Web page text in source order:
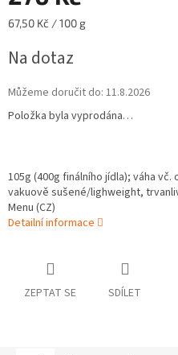
Měrná
67,50 Kč / 100 g
Na dotaz
Můžeme doručit do: 11.8.2026
Položka byla vyprodána…
105g (400g finálního jídla); váha vč.
vakuově sušené/lighweight,
Menu (CZ)
Detailní informace
ZEPTAT SE SDÍLET